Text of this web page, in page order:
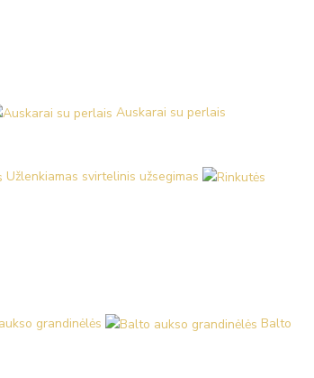
Auskarai su perlais
Užlenkiamas svirtelinis užsegimas
grandinėlės
Balto